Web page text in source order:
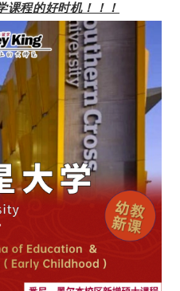
课程的好时机！！！